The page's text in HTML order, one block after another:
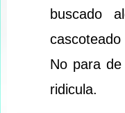
buscado
No para
ridicula.